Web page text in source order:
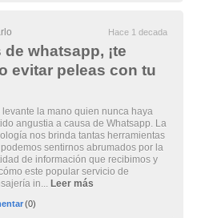
Hace 1 decada
whatsapp, ¡te
evitar peleas con tu
levante la mano quien nunca haya
angustia a causa de Whatsapp. La
nos brinda tantas herramientas
sentirnos abrumados por la
de información que recibimos y
este popular servicio de
in... Leer más
(0)